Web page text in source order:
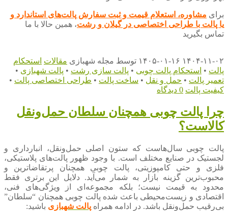
برای مشاوره، استعلام قیمت و ثبت سفارش پالت‌های استاندارد و
یا پالت با طراحی اختصاصی در گیلان و رشت، همین حالا با ما
تماس بگیرید
۱۴۰۴-۱۱-۰۲ ۱۴۰۵-۰۱-۱۶ توسط مجله شهبازی مقالات استحکام
پالت • استحکام پالت چوبی • پالت سازی رشت • پالت شهبازی •
تعمیر پالت • حمل و نقل • ساخت پالت • طراحی اختصاصی پالت •
کیفیت پالت 0 دیدگاه
چرا پالت چوبی همچنان سلطان حمل‌ونقل
کالاست؟
پالت چوبی سال‌هاست که ستون اصلی حمل‌ونقل، انبارداری و
لجستیک در صنایع مختلف است. با وجود ظهور پالت‌های پلاستیکی،
فلزی و حتی کامپوزیتی، پالت چوبی همچنان پرتقاضاترین و
محبوب‌ترین گزینه بازار به شمار می‌آید. دلایل این برتری فقط
محدود به قیمت نیست؛ بلکه مجموعه‌ای از ویژگی‌های فنی،
اقتصادی و زیست‌محیطی باعث شده پالت چوبی همچنان “سلطان”
بی‌رقیب حمل‌ونقل باشد. در ادامه همراه پالت شهبازی باشید: